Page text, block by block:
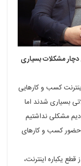
مشکلات بسیاری
کسب و کارهایی
بسیاری شدند اما
مشکلی نداشتیم
حضور کسب و کارهای
یکباره اینترنت،